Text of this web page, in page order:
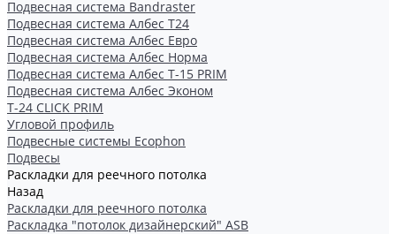
Подвесная система Bandraster
Подвесная система Албес T24
Подвесная система Албес Евро
Подвесная система Албес Норма
Подвесная система Албес Т-15 PRIM
Подвесная система Албес Эконом
Т-24 CLICK PRIM
Угловой профиль
Подвесные системы Ecophon
Подвесы
Раскладки для реечного потолка
Назад
Раскладки для реечного потолка
Раскладка "потолок дизайнерский" ASB